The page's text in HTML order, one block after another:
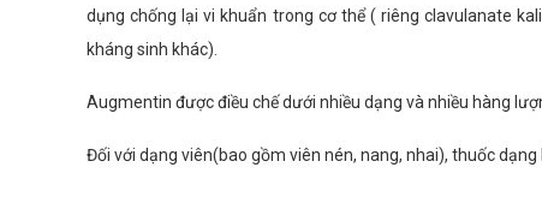
dụng chống lại vi khuẩn trong cơ thể ( riêng clavulanate
kháng sinh khác).
Augmentin được điều chế dưới nhiều dạng và nhiều hàng
Đối với dạng viên(bao gồm viên nén, nang, nhai), thuốc